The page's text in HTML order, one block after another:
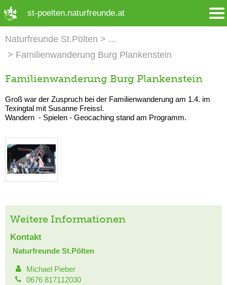
st-poelten.naturfreunde.at
Naturfreunde St.Pölten
Familienwanderung Burg Plankenstein
Familienwanderung Burg Plankenstein
Groß war der Zuspruch bei der Familienwanderung am 1.4. im
Texingtal mit Susanne Freissl.
Wandern - Spielen - Geocaching stand am Programm.
Weitere Informationen
Kontakt
Naturfreunde St.Pölten
Michael Pieber
0676 817112030